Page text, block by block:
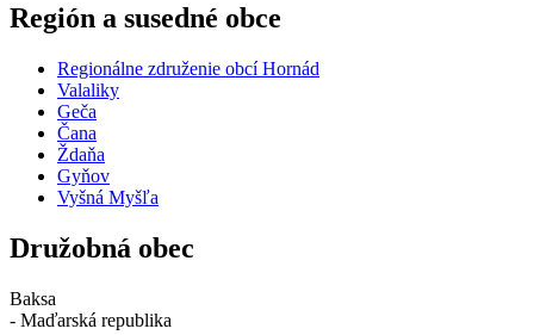
Región a susedné obce
Regionálne združenie obcí Hornád
Valaliky
Geča
Čana
Ždaňa
Gyňov
Vyšná Myšľa
Družobná obec
Baksa
- Maďarská republika